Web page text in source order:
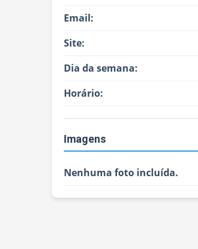
Email:
Site:
Dia da semana:
Horário:
Imagens
Nenhuma foto incluída.